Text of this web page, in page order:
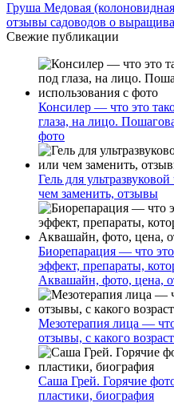
Груша Медовая
отзывы садоводов о
Свежие публикации
Консилер — что это
глаза, на лицо.
фото
Гель для
чем заменить, отзывы
Биорепарация — что
эффект, препараты,
Аквашайн, фото, цена,
Мезотерапия лица —
отзывы, с какого
Саша Грей. Горячие
пластики, биография